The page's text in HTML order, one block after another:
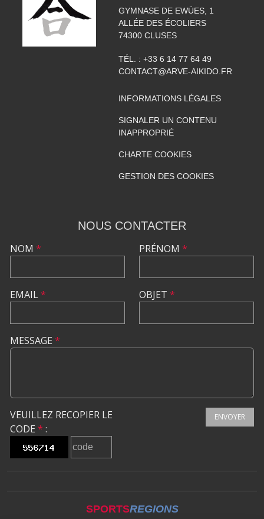
GYMNASE DE EWÜES, 1
ALLÉE DES ÉCOLIERS
74300 CLUSES
TÉL. : +33 6 14 77 64 49
CONTACT@ARVE-AIKIDO.FR
INFORMATIONS LÉGALES
SIGNALER UN CONTENU
INAPPROPRIÉ
CHARTE COOKIES
GESTION DES COOKIES
NOUS CONTACTER
NOM *
EMAIL*
PRÉNOM *
OBJET *
MESSAGE *
VEUILLEZ RECOPIER LE
CODE * :
ENVOYER
SPORTSREGIONS